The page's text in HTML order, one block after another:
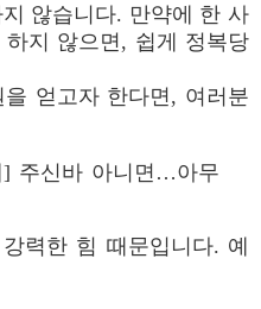
않습니다. 만약에 한 사
지 않으면, 쉽게 정복당
얻고자 한다면, 여러분
주신바 아니면…아무
력한 힘 때문입니다. 예